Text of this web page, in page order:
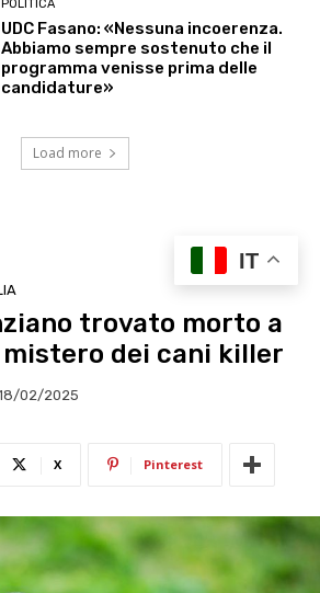
POLITICA
UDC Fasano: «Nessuna incoerenza.
Abbiamo sempre sostenuto che il
programma venisse prima delle
candidature»
Load more